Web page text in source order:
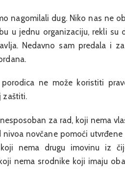
nagomilali dug. Niko nas ne
u jednu organizaciju, rekli su
Nedavno sam predala i
ne može koristiti
zaštiti.
za rad, koji nema
novčane pomoći utvrđene
nema drugu imovinu iz
nema srodnike koji imaju